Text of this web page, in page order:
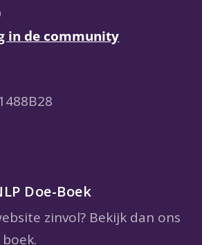
in de community
Doe-Boek
zinvol? Bekijk dan ons